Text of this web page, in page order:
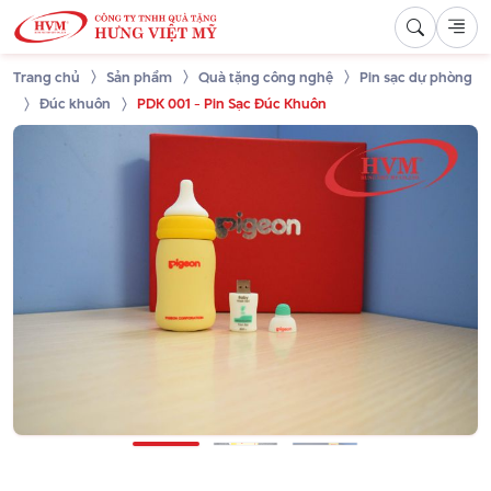
Trang chủ Sản phẩm Quà tặng công nghệ
Pin sạc dự phòng
Đúc khuôn
PDK 001 - Pin Sạc Đúc Khuôn